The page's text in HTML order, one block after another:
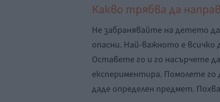
Какво трябва да
Не забранявайте на детето
опасни. Най-важното е
Оставете го и го насърчете
експериментира. Помолете го
даде определен предмет.